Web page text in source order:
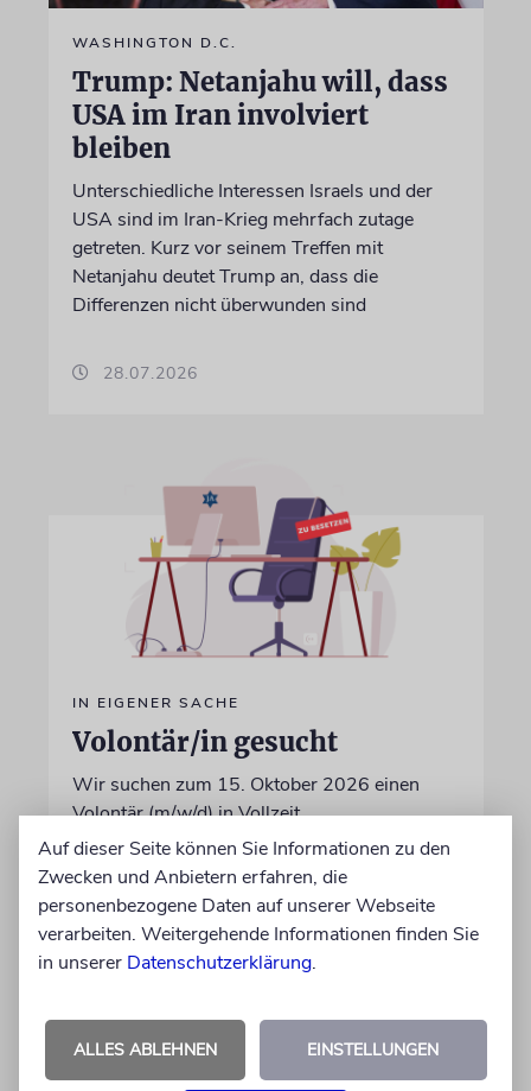
WASHINGTON D.C.
Trump: Netanjahu will, dass
USA im Iran involviert
bleiben
Unterschiedliche Interessen Israels und der
USA sind im Iran-Krieg mehrfach zutage
getreten. Kurz vor seinem Treffen mit
Netanjahu deutet Trump an, dass die
Differenzen nicht überwunden sind
28.07.2026
IN EIGENER SACHE
Volontär/in gesucht
Wir suchen zum 15. Oktober 2026 einen
Volontär (m/w/d) in Vollzeit
06.07.2026
Auf dieser Seite können Sie Informationen zu den
Zwecken und Anbietern erfahren, die
personenbezogene Daten auf unserer Webseite
verarbeiten. Weitergehende Informationen finden Sie
in unserer Datenschutzerklärung.
ALLES ABLEHNEN EINSTELLUNGEN